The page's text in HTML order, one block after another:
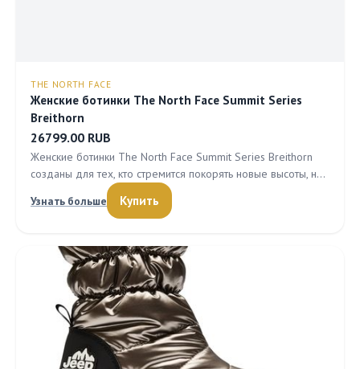
THE NORTH FACE
Женские ботинки The North Face Summit Series
Breithorn
26799.00 RUB
Женские ботинки The North Face Summit Series Breithorn
созданы для тех, кто стремится покорять новые высоты, н…
Узнать больше
Купить